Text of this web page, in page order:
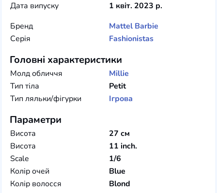
Дата випуску
1 квіт. 2023 р.
Бренд
Mattel Barbie
Серія
Fashionistas
Головні характеристики
Молд обличчя
Millie
Тип тіла
Petit
Тип ляльки/фігурки
Ігрова
Параметри
Висота
27 см
Висота
11 inch.
Scale
1/6
Колір очей
Blue
Колір волосся
Blond